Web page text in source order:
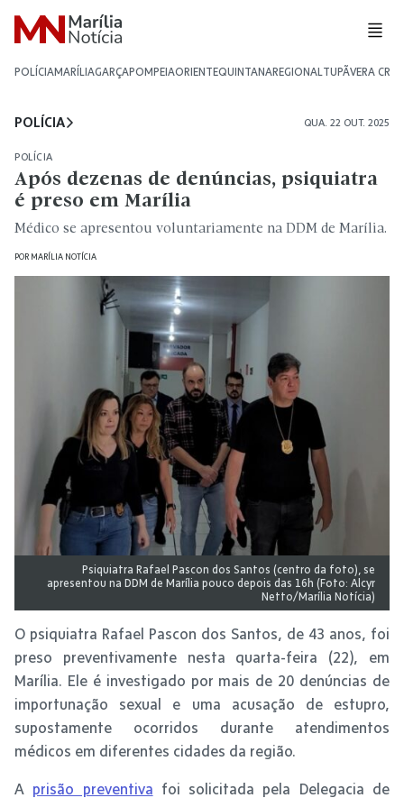
POLÍCIAMARÍLIAGARÇAPOMPEIAORIENTEQUINTANAREGIONALTUPÃVERA CRUZ
POLÍCIA QUA. 22 OUT. 2025
POLÍCIA
Após dezenas de denúncias, psiquiatra
é preso em Marília
Médico se apresentou voluntariamente na DDM de Marília.
POR MARÍLIA NOTÍCIA
Psiquiatra Rafael Pascon dos Santos (centro da foto), se
apresentou na DDM de Marília pouco depois das 16h (Foto: Alcyr
Netto/Marília Notícia)
O psiquiatra Rafael Pascon dos Santos, de 43 anos, foi
preso preventivamente nesta quarta-feira (22), em
Marília. Ele é investigado por mais de 20 denúncias de
importunação sexual e uma acusação de estupro,
supostamente ocorridos durante atendimentos
médicos em diferentes cidades da região.
A prisão preventiva foi solicitada pela Delegacia de